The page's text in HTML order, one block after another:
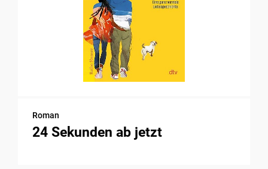
Roman
24 Sekunden ab jetzt